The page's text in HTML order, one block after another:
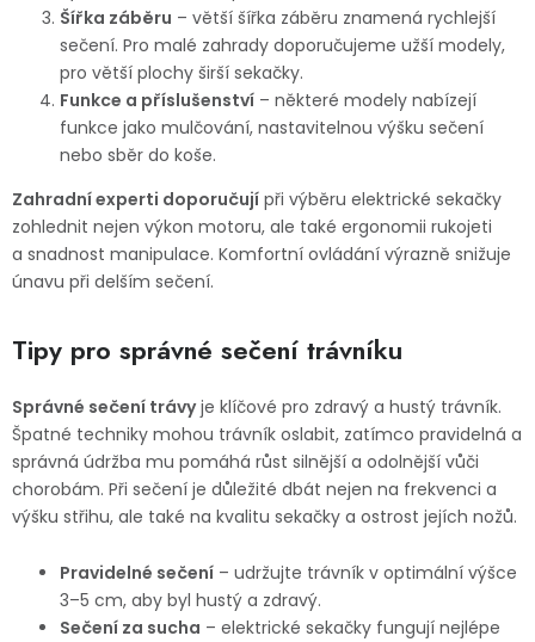
Šířka záběru – větší šířka záběru znamená rychlejší
sečení. Pro malé zahrady doporučujeme užší modely,
pro větší plochy širší sekačky.
Funkce a příslušenství – některé modely nabízejí
funkce jako mulčování, nastavitelnou výšku sečení
nebo sběr do koše.
Zahradní experti doporučují při výběru elektrické sekačky
zohlednit nejen výkon motoru, ale také ergonomii rukojeti
a snadnost manipulace. Komfortní ovládání výrazně snižuje
únavu při delším sečení.
Tipy pro správné sečení trávníku
Správné sečení trávyje klíčové pro zdravý a hustý trávník.
Špatné techniky mohou trávník oslabit, zatímco pravidelná a
správná údržba mu pomáhá růst silnější a odolnější vůči
chorobám. Při sečení je důležité dbát nejen na frekvenci a
výšku střihu, ale také na kvalitu sekačky a ostrost jejích nožů.
Pravidelné sečení – udržujte trávník v optimální výšce
3–5 cm, aby byl hustý a zdravý.
Sečení za sucha – elektrické sekačky fungují nejlépe